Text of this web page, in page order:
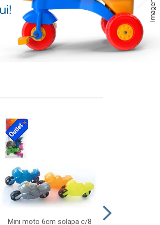
Mini moto 6cm solapa c/8